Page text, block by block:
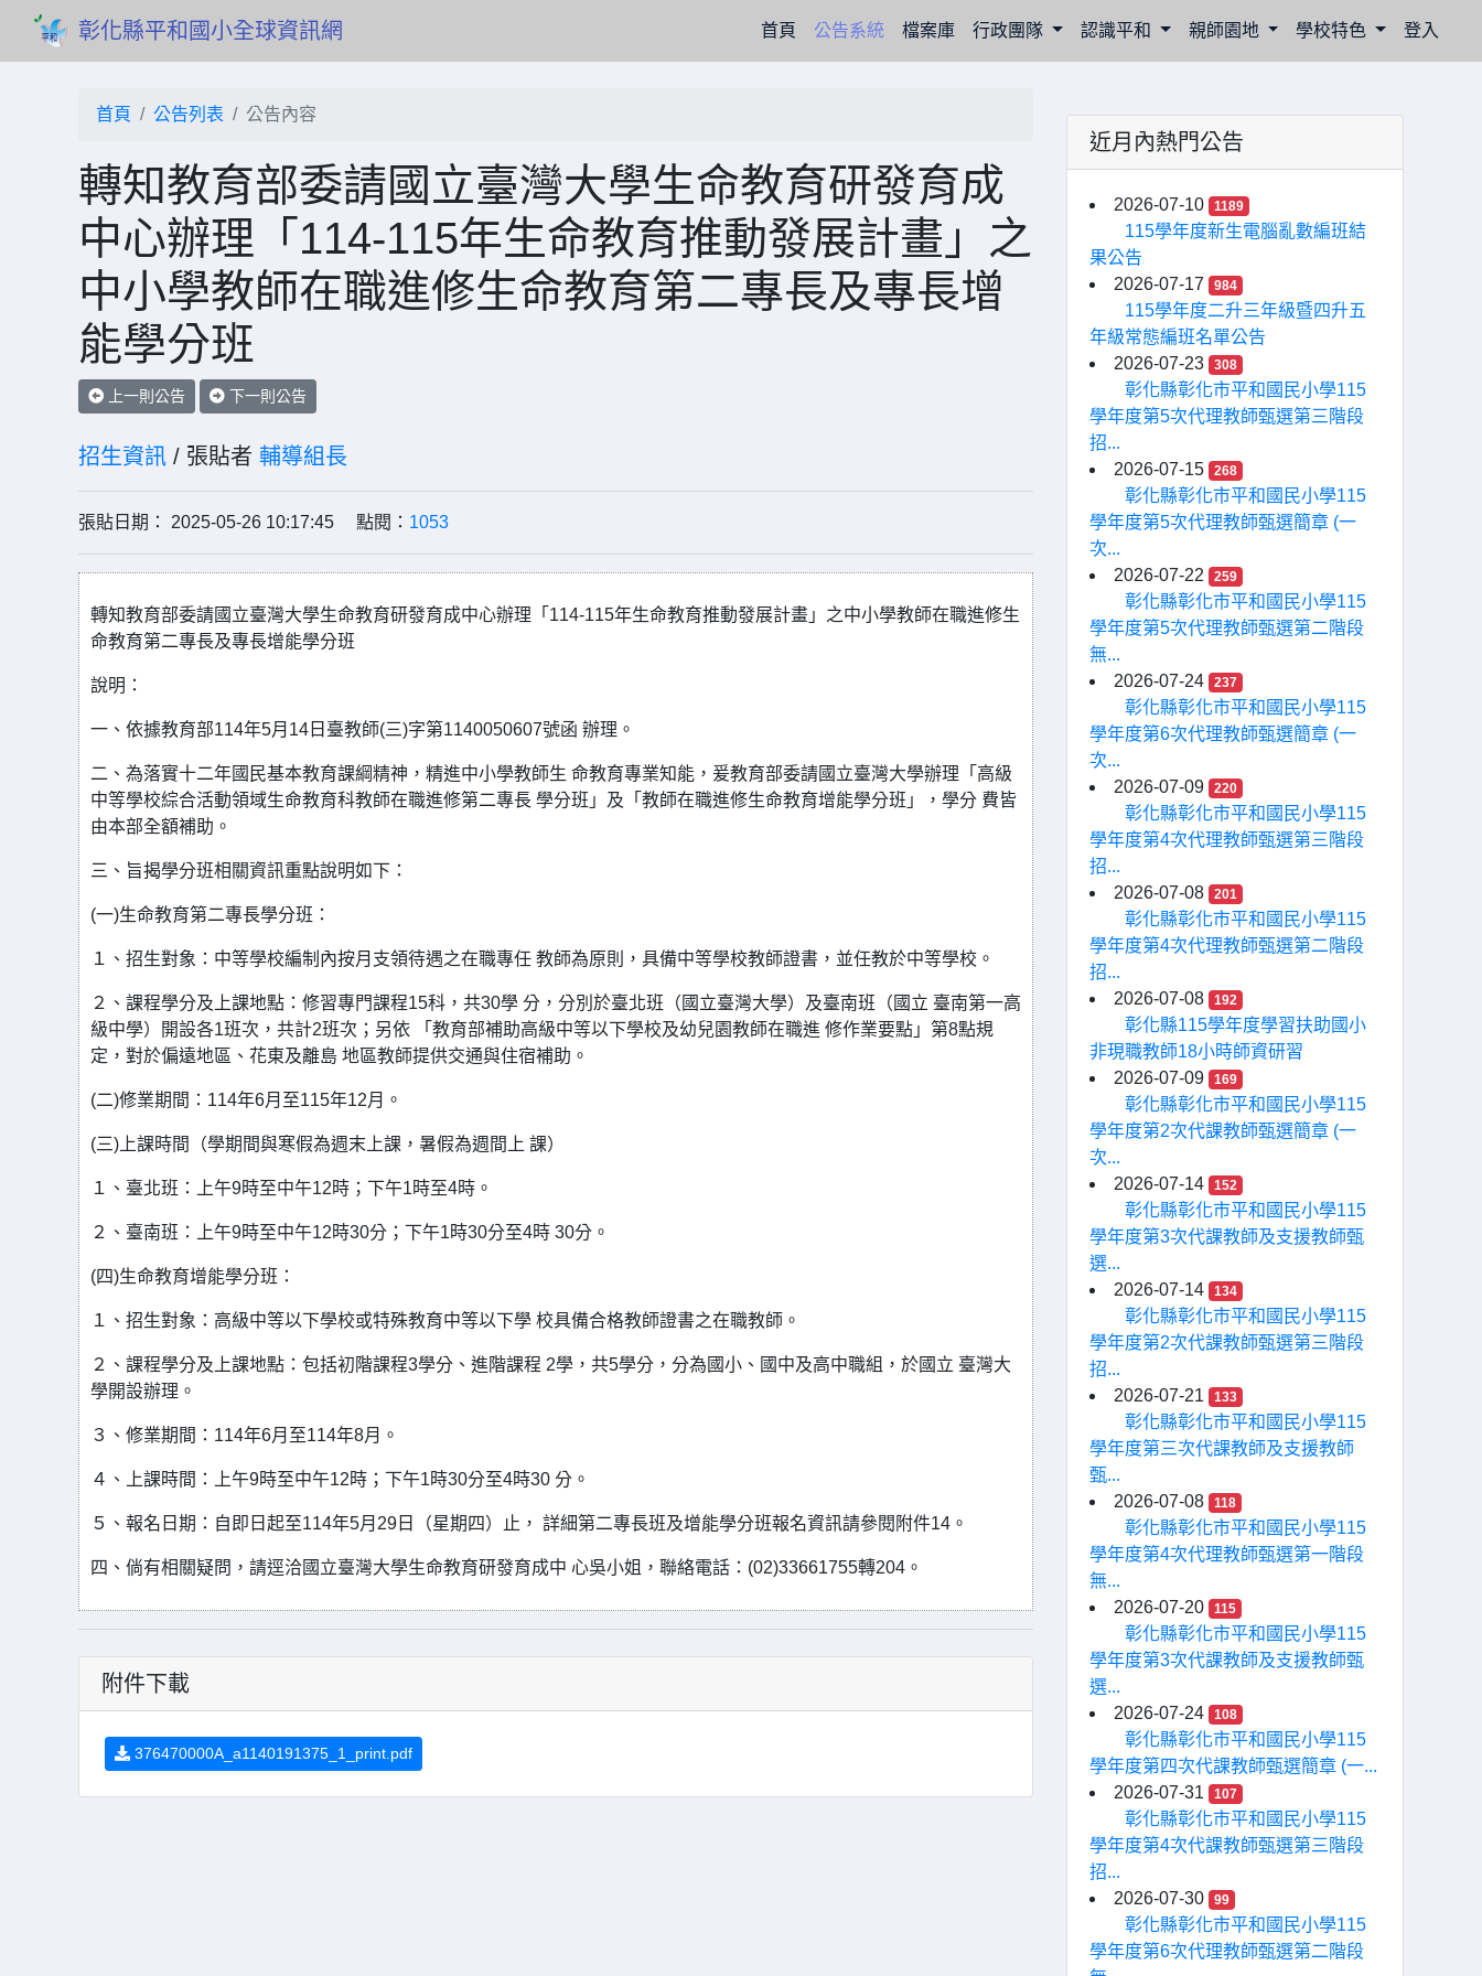
彰化縣平和國小全球資訊網 首頁 (current)
公告系統 檔案庫 行政團隊 認識平和 親師園地 學校特色 登入
首頁 公告列表 公告內容
轉知教育部委請國立臺灣大學生命教育研發育成
中心辦理「114-115年生命教育推動發展計畫」之
中小學教師在職進修生命教育第二專長及專長增
能學分班
上一則公告 下一則公告
招生資訊 / 張貼者 輔導組長
張貼日期： 2025-05-26 10:17:45 點閱： 1053
轉知教育部委請國立臺灣大學生命教育研發育成中心辦理「114-115年生命教育推動發展計畫」之中小學教師在職進修生
命教育第二專長及專長增能學分班
說明：
一、依據教育部114年5月14日臺教師(三)字第1140050607號函 辦理。
二、為落實十二年國民基本教育課綱精神，精進中小學教師生 命教育專業知能，爰教育部委請國立臺灣大學辦理「高級
中等學校綜合活動領域生命教育科教師在職進修第二專長 學分班」及「教師在職進修生命教育增能學分班」，學分 費皆
由本部全額補助。
三、旨揭學分班相關資訊重點說明如下：
(一)生命教育第二專長學分班：
１、招生對象：中等學校編制內按月支領待遇之在職專任 教師為原則，具備中等學校教師證書，並任教於中等學校。
２、課程學分及上課地點：修習專門課程15科，共30學 分，分別於臺北班（國立臺灣大學）及臺南班（國立 臺南第一高
級中學）開設各1班次，共計2班次；另依 「教育部補助高級中等以下學校及幼兒園教師在職進 修作業要點」第8點規
定，對於偏遠地區、花東及離島 地區教師提供交通與住宿補助。
(二)修業期間：114年6月至115年12月。
(三)上課時間（學期間與寒假為週末上課，暑假為週間上 課）
１、臺北班：上午9時至中午12時；下午1時至4時。
２、臺南班：上午9時至中午12時30分；下午1時30分至4時 30分。
(四)生命教育增能學分班：
１、招生對象：高級中等以下學校或特殊教育中等以下學 校具備合格教師證書之在職教師。
２、課程學分及上課地點：包括初階課程3學分、進階課程 2學，共5學分，分為國小、國中及高中職組，於國立 臺灣大
學開設辦理。
３、修業期間：114年6月至114年8月。
４、上課時間：上午9時至中午12時；下午1時30分至4時30 分。
５、報名日期：自即日起至114年5月29日（星期四）止， 詳細第二專長班及增能學分班報名資訊請參閱附件14。
四、倘有相關疑問，請逕洽國立臺灣大學生命教育研發育成中 心吳小姐，聯絡電話：(02)33661755轉204。
附件下載
376470000A_a1140191375_1_print.pdf
近月內熱門公告
2026-07-10 1189
115學年度新生電腦亂數編班結
果公告
2026-07-17
984
115學年度二升三年級暨四升五
年級常態編班名單公告
2026-07-23
308
彰化縣彰化市平和國民小學115
學年度第5次代理教師甄選第三階段
招...
2026-07-15
268
彰化縣彰化市平和國民小學115
學年度第5次代理教師甄選簡章 (一
次...
2026-07-22
259
彰化縣彰化市平和國民小學115
學年度第5次代理教師甄選第二階段
無...
2026-07-24
237
彰化縣彰化市平和國民小學115
學年度第6次代理教師甄選簡章 (一
次...
2026-07-09
220
彰化縣彰化市平和國民小學115
學年度第4次代理教師甄選第三階段
招...
2026-07-08
201
彰化縣彰化市平和國民小學115
學年度第4次代理教師甄選第二階段
招...
2026-07-08
192
彰化縣115學年度學習扶助國小
非現職教師18小時師資研習
2026-07-09
169
彰化縣彰化市平和國民小學115
學年度第2次代課教師甄選簡章 (一
次...
2026-07-14
152
彰化縣彰化市平和國民小學115
學年度第3次代課教師及支援教師甄
選...
2026-07-14
134
彰化縣彰化市平和國民小學115
學年度第2次代課教師甄選第三階段
招...
2026-07-21
133
彰化縣彰化市平和國民小學115
學年度第三次代課教師及支援教師
甄...
2026-07-08
118
彰化縣彰化市平和國民小學115
學年度第4次代理教師甄選第一階段
無...
2026-07-20
115
彰化縣彰化市平和國民小學115
學年度第3次代課教師及支援教師甄
選...
2026-07-24
108
彰化縣彰化市平和國民小學115
學年度第四次代課教師甄選簡章 (一...
2026-07-31
107
彰化縣彰化市平和國民小學115
學年度第4次代課教師甄選第三階段
招...
2026-07-30
99
彰化縣彰化市平和國民小學115
學年度第6次代理教師甄選第二階段